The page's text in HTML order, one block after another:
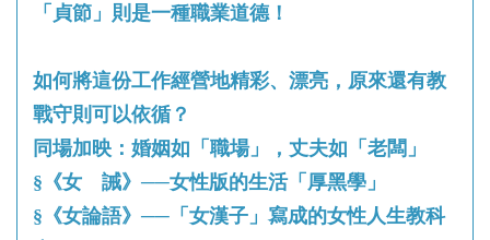
「貞節」則是一種職業道德！
如何將這份工作經營地精彩、漂亮，原來還有教
戰守則可以依循？
同場加映：婚姻如「職場」，丈夫如「老闆」
§《女 誡》──女性版的生活「厚黑學」
§《女論語》──「女漢子」寫成的女性人生教科